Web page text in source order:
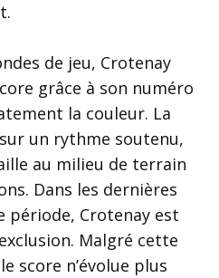
de jeu, Crotenay
grâce à son numéro
la couleur. La
un rythme soutenu,
au milieu de terrain
Dans les dernières
période, Crotenay est
Malgré cette
score n’évolue plus